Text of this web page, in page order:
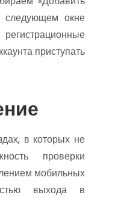
следующем окне
приступать
в которых не
проверки
мобильных
выхода в